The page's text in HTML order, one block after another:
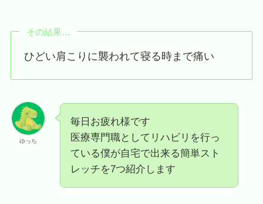
その結果…
ひどい肩こりに襲われて寝る時まで痛い
ゆっち
毎日お疲れ様です
医療専門職としてリハビリを行っ
ている僕が自宅で出来る簡単スト
レッチを7つ紹介します